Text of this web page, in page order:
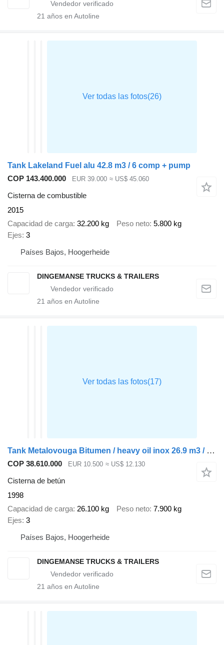
21 años en Autoline
Tank Lakeland Fuel alu 42.8 m3 / 6 comp + pump
COP 143.400.000
EUR 39.000 ≈ US$ 45.060
Cisterna de combustible
2015
Capacidad de carga 32.200 kg Peso neto 5.800 kg
Ejes 3
Países Bajos, Hoogerheide
DINGEMANSE TRUCKS & TRAILERS
21 años en Autoline
Tank Metalovouga Bitumen / heavy oil inox 26.9 m3 / 1 comp
COP 38.610.000 EUR 10.500 ≈ US$ 12.130
Cisterna de betún
1998
Capacidad de carga 26.100 kg Peso neto 7.900 kg
Ejes 3
Países Bajos, Hoogerheide
DINGEMANSE TRUCKS & TRAILERS
21 años en Autoline